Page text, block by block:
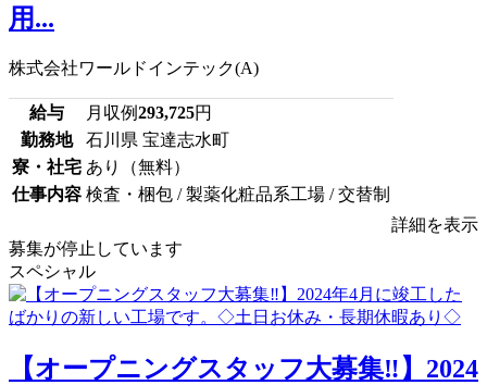
用...
株式会社ワールドインテック(A)
給与 月収例293,725円
勤務地
石川県 宝達志水町
寮・社宅 あり（無料）
仕事内容 検査・梱包 / 製薬化粧品系工場 / 交替制
詳細を表示
募集が停止しています
スペシャル
【オープニングスタッフ大募集‼】2024